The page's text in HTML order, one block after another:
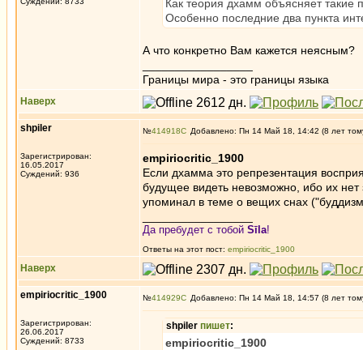
Как теория дхамм объясняет
Особенно последние два пункта
А что конкретно Вам кажется неясным?
Границы мира - это границы языка
Наверх
shpiler
Зарегистрирован:
16.05.2017
Суждений: 936
№414918 Добавлено: Пн 14 Май 18, 14:42 (8 лет
empiriocritic_1900
Если дхамма это репрезентация
будущее видеть невозможно, ибо их
упоминал в теме о вещих снах
Да пребудет с тобой Sīla!
Ответы на этот пост: empiriocritic_1900
Наверх
empiriocritic_1900
Зарегистрирован:
26.06.2017
Суждений: 8733
№414929 Добавлено: Пн 14 Май 18, 14:57 (8 лет
shpiler пишет:
empiriocritic_1900